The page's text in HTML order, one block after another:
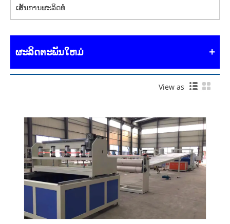
ເສັ້ນການຜະລິດທໍ່
ຜະລິດຕະພັນໃຫມ່
View as